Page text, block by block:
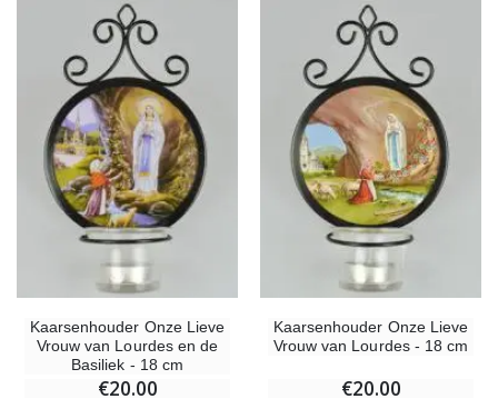
Kaarsenhouder Onze Lieve
Vrouw van Lourdes en de
Basiliek - 18 cm
€20.00
Kaarsenhouder Onze Lieve
Vrouw van Lourdes - 18 cm
€20.00